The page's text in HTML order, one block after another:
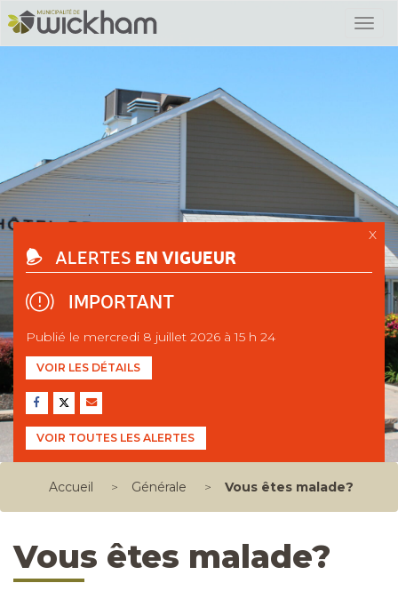
X
ALERTES EN VIGUEUR
IMPORTANT
Publié le mercredi 8 juillet 2026 à 15 h 24
VOIR LES DÉTAILS
VOIR TOUTES LES ALERTES
Accueil > Générale > Vous êtes malade?
Vous êtes malade?